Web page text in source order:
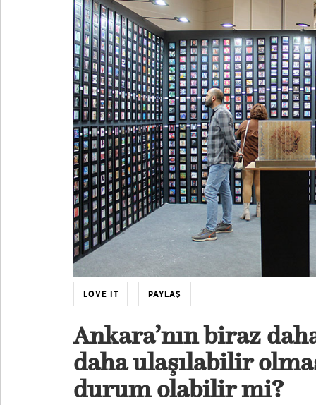
LOVE IT PAYLAŞ
Ankara’nın biraz
daha ulaşılabilir
durum olabilir mi?